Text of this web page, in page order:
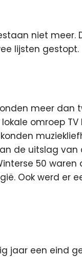
niet meer.
lijsten gestopt.
meer dan
omroep TV
de uitslag
50
Ook werd er
jaar een eind